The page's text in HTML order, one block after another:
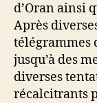
d’Oran ainsi
Après
télégrammes
jusqu’à des
diverses
récalcitrants